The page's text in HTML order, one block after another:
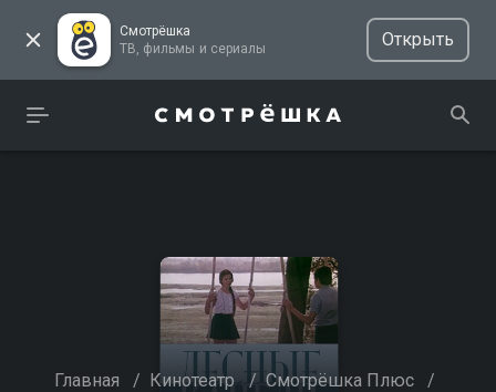
Смотрёшка
ТВ, фильмы и сериалы
Открыть
Главная / Кинотеатр / Смотрёшка Плюс /